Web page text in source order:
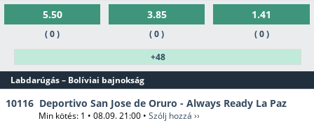
5.50
( 0 )
3.85
( 0 )
1.41
( 0 )
+48
Labdarúgás – Bolíviai bajnokság
10116 Deportivo San Jose de Oruro - Always Ready La Paz
Min kötés: 1 • 08.09. 21:00 • Szólj hozzá ››